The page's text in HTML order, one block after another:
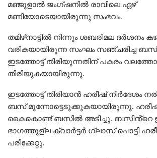
മഞ്ജുളാൽ ജംഗ്ഷനിൽ രാവിലെ ഏഴ്
മണിയോടെയായിരുന്നു സംഭവം.
തമിഴ്‌നാട്ടിൽ നിന്നും ശബരിമല ദർശനം
വരികയായിരുന്ന സംഘം സഞ്ചരിച്ച ബസ്
ഇടത്തോട്ട് തിരിയുന്നതിന് പകരം
തിരിയുകയായിരുന്നു.
ഇടത്തോട്ട് തിരിയാൻ ഹരീഷ് നിർദേശം
ബസ് മുന്നോട്ടെടുക്കുകയായിരുന്നു.
കൈകൊണ്ട് ബസിൽ അടിച്ചു. ബസിൻ്റെ
ഭാഗത്തുള്ല ക്വാർട്ടർ ഗ്ലാസ് പൊട്ടി
പരിക്കേറ്റു.